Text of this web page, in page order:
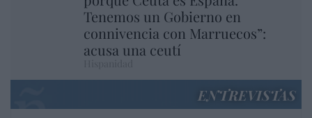
Tenemos un Gobierno en
connivencia con Marruecos”:
acusa una ceutí
ENTREVISTAS